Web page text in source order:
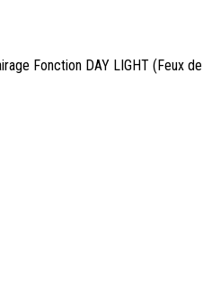
Fonction DAY LIGHT (Feux